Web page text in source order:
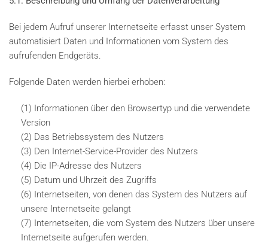
Bei jedem Aufruf unserer Internetseite erfasst unser System
automatisiert Daten und Informationen vom System des
aufrufenden Endgeräts.
Folgende Daten werden hierbei erhoben:
(1) Informationen über den Browsertyp und die verwendete
Version
(2) Das Betriebssystem des Nutzers
(3) Den Internet-Service-Provider des Nutzers
(4) Die IP-Adresse des Nutzers
(5) Datum und Uhrzeit des Zugriffs
(6) Internetseiten, von denen das System des Nutzers auf
unsere Internetseite gelangt
(7) Internetseiten, die vom System des Nutzers über unsere
Internetseite aufgerufen werden.